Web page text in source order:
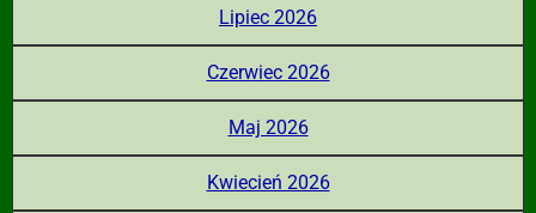
Lipiec 2026
Czerwiec 2026
Maj 2026
Kwiecień 2026